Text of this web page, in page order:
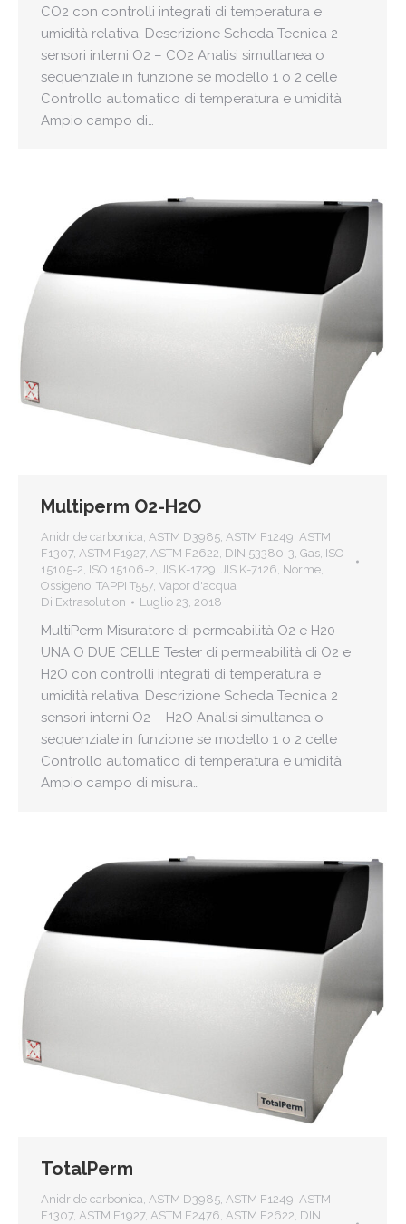
CO2 con controlli integrati di temperatura e
umidità relativa. Descrizione Scheda Tecnica 2
sensori interni O2 – CO2 Analisi simultanea o
sequenziale in funzione se modello 1 o 2 celle
Controllo automatico di temperatura e umidità
Ampio campo di…
Multiperm O2-H2O
Anidride carbonica, ASTM D3985, ASTM F1249, ASTM
F1307, ASTM F1927, ASTM F2622, DIN 53380-3, Gas, ISO
15105-2, ISO 15106-2, JIS K-1729, JIS K-7126, Norme,
Ossigeno, TAPPI T557, Vapor d'acqua
Di Extrasolution Luglio 23, 2018
MultiPerm Misuratore di permeabilità O2 e H20
UNA O DUE CELLE Tester di permeabilità di O2 e
H2O con controlli integrati di temperatura e
umidità relativa. Descrizione Scheda Tecnica 2
sensori interni O2 – H2O Analisi simultanea o
sequenziale in funzione se modello 1 o 2 celle
Controllo automatico di temperatura e umidità
Ampio campo di misura…
TotalPerm
Anidride carbonica, ASTM D3985, ASTM F1249, ASTM
F1307, ASTM F1927, ASTM F2476, ASTM F2622, DIN